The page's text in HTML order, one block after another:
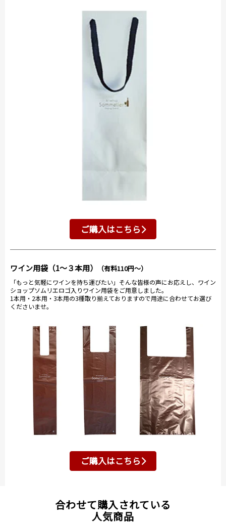
ご購入はこちら
ワイン用袋（1～３本用） （有料110円～）
「もっと気軽にワインを持ち運びたい」そんな皆様の声にお応えし、ワイン
ショップソムリエロゴ入りワイン用袋をご用意しました。
1本用・2本用・3本用の3種取り揃えておりますので用途に合わせてお選び
くださいませ。
ご購入はこちら
合わせて購入されている
人気商品